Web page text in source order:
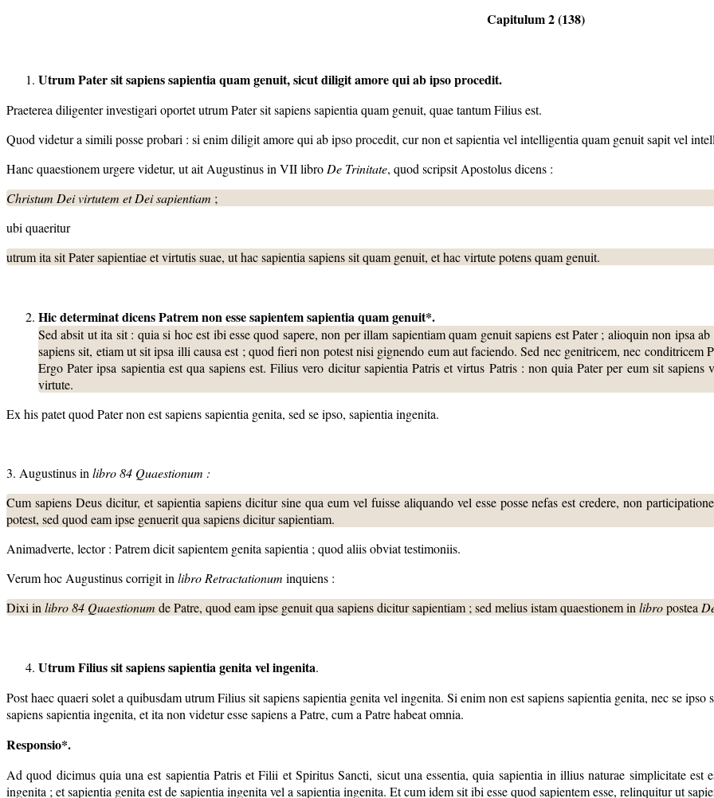
Capitulum 2 (138)
Utrum Pater sit sapiens sapientia quam genuit, sicut diligit amore qui ab ipso procedit.
Praeterea diligenter investigari oportet utrum Pater sit sapiens sapientia quam genuit, quae tantum Filius est.
Quod videtur a simili posse probari : si enim diligit amore qui ab ipso procedit, cur non et sapientia vel intelligentia quam genuit sapit vel
Hanc quaestionem urgere videtur, ut ait Augustinus in VII libro De Trinitate, quod scripsit Apostolus dicens :
Christum Dei virtutem et Dei sapientiam ;
ubi quaeritur
utrum ita sit Pater sapientiae et virtutis suae, ut hac sapientia sapiens sit quam genuit, et hac virtute potens quam genuit.
Hic determinat dicens Patrem non esse sapientem sapientia quamgenuit*.
Sed absit ut ita sit : quia si hoc est ibi esse quod sapere, non per illam sapientiam quam genuit sapiens est Pater ; alioquin non ipsa
sapiens sit, etiam ut sit ipsa illi causa est ; quod fieri non potest nisi gignendo eum aut faciendo. Sed nec genitricem, nec
Ergo Pater ipsa sapientia est qua sapiens est. Filius vero dicitur sapientia Patris et virtus Patris : non quia Pater per eum sit
virtute.
Ex his patet quod Pater non est sapiens sapientia genita, sed se ipso, sapientia ingenita.
3. Augustinus in libro 84 Quaestionum :
Cum sapiens Deus dicitur, et sapientia sapiens dicitur sine qua eum vel fuisse aliquando vel esse posse nefas est credere, non
potest, sed quod eam ipse genuerit qua sapiens dicitur sapientiam.
Animadverte, lector : Patrem dicit sapientem genita sapientia ; quod aliis obviat testimoniis.
Verum hoc Augustinus corrigit in libro Retractationum inquiens :
Dixi in libro 84 Quaestionum de Patre, quod eam ipse genuit qua sapiens dicitur sapientiam ; sed melius istam quaestionem in libropostea
Utrum Filius sit sapiens sapientia genita vel ingenita.
Post haec quaeri solet a quibusdam utrum Filius sit sapiens sapientia genita vel ingenita. Si enim non est sapiens sapientia genita, nec se ipso
sapiens sapientia ingenita, et ita non videtur esse sapiens a Patre, cum a Patre habeat omnia.
Responsio*.
Ad quod dicimus quia una est sapientia Patris et Filii et Spiritus Sancti, sicut una essentia, quia sapientia in illius naturae simplicitate est
ingenita ; et sapientia genita est de sapientia ingenita vel a sapientia ingenita. Et cum idem sit ibi esse quod sapientem esse, relinquitur ut